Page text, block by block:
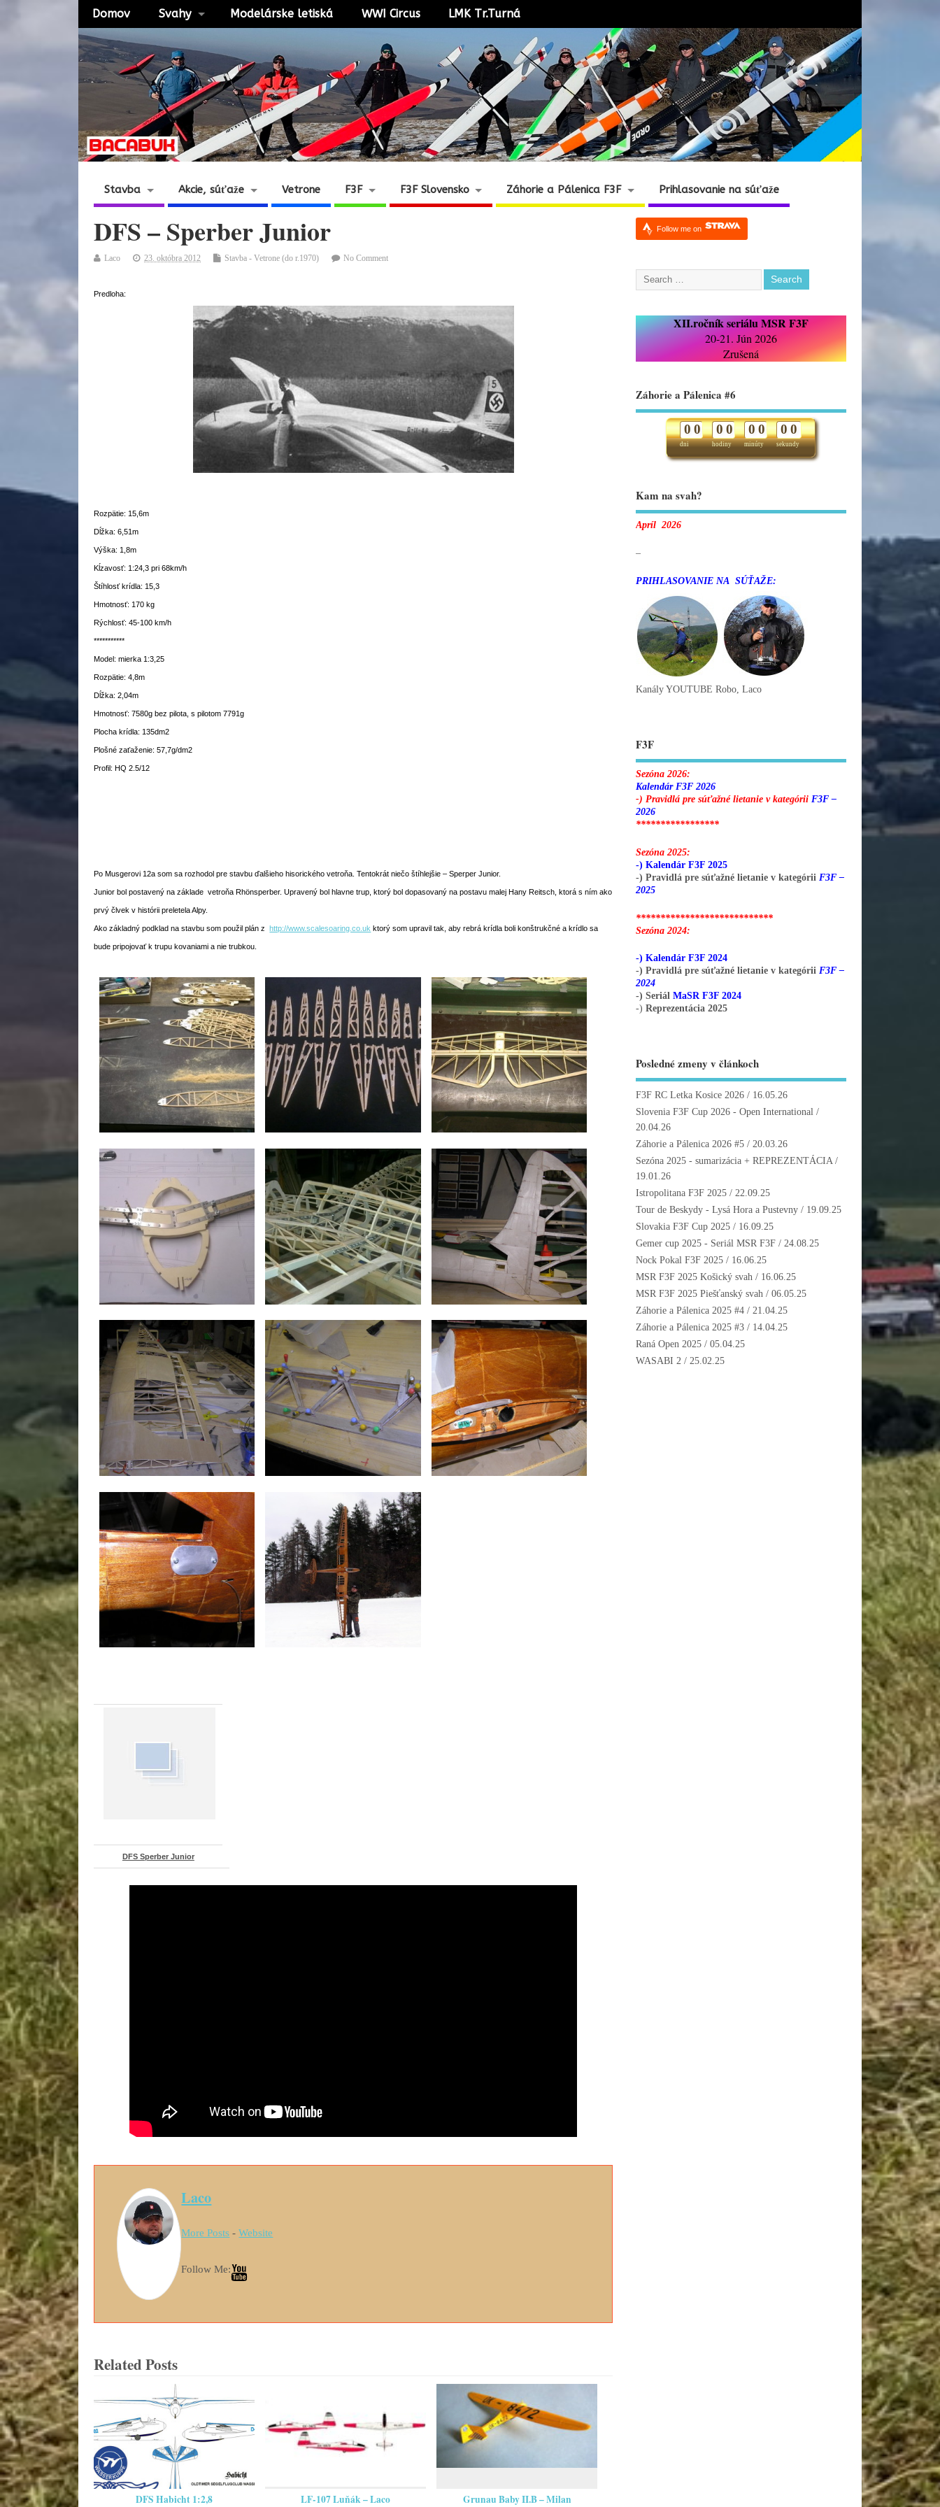
Domov Svahy Modelárske letiská WWI Circus LMK Tr.Turná
Stavba Akcie, súťaže Vetrone F3F F3F Slovensko Záhorie a Pálenica F3F Prihlasovanie na súťaže
DFS – Sperber Junior
Laco 23. októbra 2012 Stavba - Vetrone (do r.1970) No Comment
Predloha:
Rozpätie: 15,6m
Dĺžka: 6,51m
Výška: 1,8m
Kĺzavosť: 1:24,3 pri 68km/h
Štíhlosť krídla: 15,3
Hmotnosť: 170 kg
Rýchlosť: 45-100 km/h
***********
Model: mierka 1:3,25
Rozpätie: 4,8m
Dĺžka: 2,04m
Hmotnosť: 7580g bez pilota, s pilotom 7791g
Plocha krídla: 135dm2
Plošné zaťaženie: 57,7g/dm2
Profil: HQ 2.5/12
Po Musgerovi 12a som sa rozhodol pre stavbu ďalšieho hisorického vetroňa. Tentokrát niečo štíhlejšie – Sperper Junior.
Junior bol postavený na základe vetroňa Rhönsperber. Upravený bol hlavne trup, ktorý bol dopasovaný na postavu malej Hany Reitsch, ktorá s ním ako
prvý člvek v histórii preletela Alpy.
Ako základný podklad na stavbu som použil plán zhttp://www.scalesoaring.co.uk ktorý som upravil tak, aby rebrá krídla boli konštrukčné a krídlo sa
bude pripojovať k trupu kovaniami a nie trubkou.
DFS Sperber Junior
Laco
More Posts -Website
Follow Me:
Related Posts
DFS Habicht 1:2,8 LF-107 Luňák – Laco Grunau Baby II.B – Milan
Follow me on
XII.ročník seriálu MSR F3F
20-21. Jún 2026
Zrušená
Záhorie a Pálenica #6
dni
0 0
hodiny
0 0
minúty
0 0
sekundy
0 0
Kam na svah?
Apríl 2026
–
PRIHLASOVANIE NA SÚŤAŽE:
Kanály YOUTUBE Robo, Laco
F3F
Sezóna 2026:
Kalendár F3F 2026
-) Pravidlá pre súťažné lietanie v kategórii F3F –
2026
*****************
Sezóna 2025:
-) Kalendár F3F 2025
-) Pravidlá pre súťažné lietanie v kategórii F3F –
2025
****************************
Sezóna 2024:
-) Kalendár F3F 2024
-) Pravidlá pre súťažné lietanie v kategórii F3F –
2024
-) Seriál MaSR F3F 2024
-) Reprezentácia 2025
Posledné zmeny v článkoch
F3F RC Letka Kosice 2026/ 16.05.26
Slovenia F3F Cup 2026 - Open International /
20.04.26
Záhorie a Pálenica 2026 #5/ 20.03.26
Sezóna 2025 - sumarizácia + REPREZENTÁCIA/
19.01.26
Istropolitana F3F 2025/ 22.09.25
Tour de Beskydy - Lysá Hora a Pustevny/ 19.09.25
Slovakia F3F Cup 2025/ 16.09.25
Gemer cup 2025 - Seriál MSR F3F/ 24.08.25
Nock Pokal F3F 2025/ 16.06.25
MSR F3F 2025 Košický svah / 16.06.25
MSR F3F 2025 Piešťanský svah / 06.05.25
Záhorie a Pálenica 2025 #4/ 21.04.25
Záhorie a Pálenica 2025 #3/ 14.04.25
Raná Open 2025/ 05.04.25
WASABI 2 / 25.02.25